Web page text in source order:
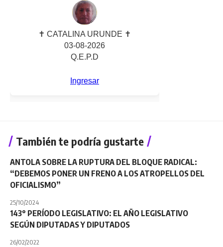
También te podría gustarte
ANTOLA SOBRE LA RUPTURA DEL BLOQUE RADICAL:
“DEBEMOS PONER UN FRENO A LOS ATROPELLOS DEL
OFICIALISMO”
25/10/2024
143° PERÍODO LEGISLATIVO: EL AÑO LEGISLATIVO
SEGÚN DIPUTADAS Y DIPUTADOS
26/02/2022